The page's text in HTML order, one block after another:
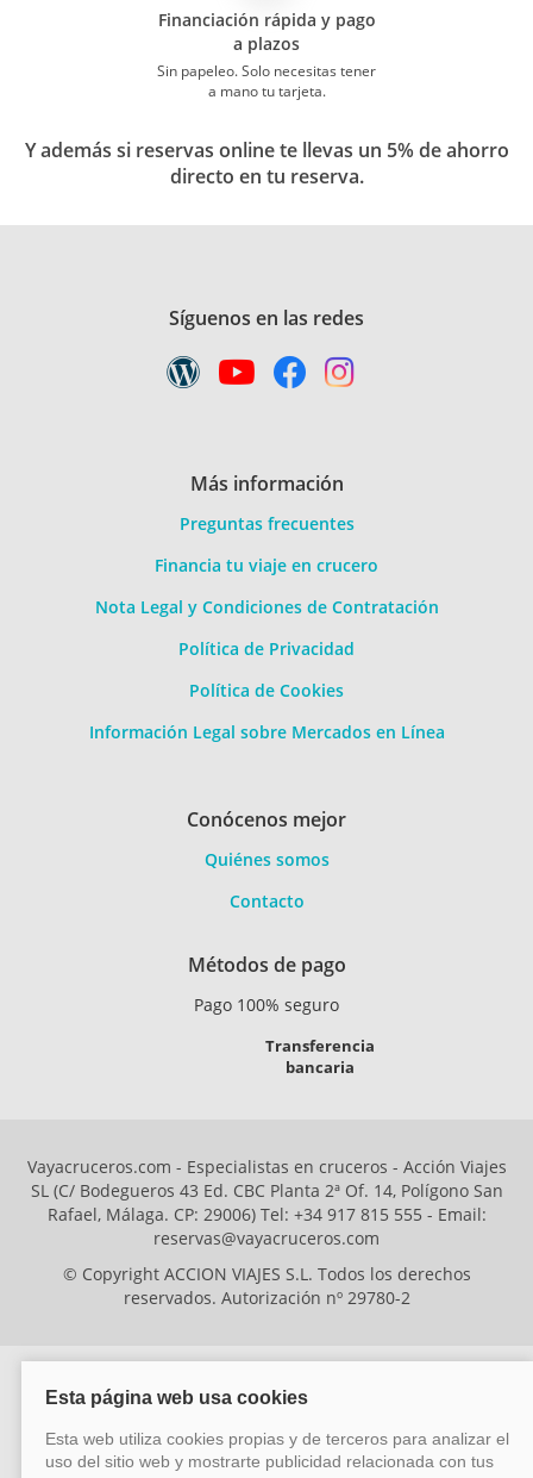
Financiación rápida y pago
a plazos
Sin papeleo. Solo necesitas tener
a mano tu tarjeta.
Y además si reservas online te llevas un 5% de ahorro
directo en tu reserva.
Síguenos en las redes
Más información
Preguntas frecuentes
Financia tu viaje en crucero
Nota Legal y Condiciones de Contratación
Política de Privacidad
Política de Cookies
Información Legal sobre Mercados en Línea
Conócenos mejor
Quiénes somos
Contacto
Métodos de pago
Pago 100% seguro
Transferencia
bancaria
Vayacruceros.com - Especialistas en cruceros - Acción Viajes
SL (C/ Bodegueros 43 Ed. CBC Planta 2ª Of. 14, Polígono San
Rafael, Málaga. CP: 29006) Tel: +34 917 815 555 - Email:
reservas@vayacruceros.com
© Copyright ACCION VIAJES S.L. Todos los derechos
reservados. Autorización nº 29780-2